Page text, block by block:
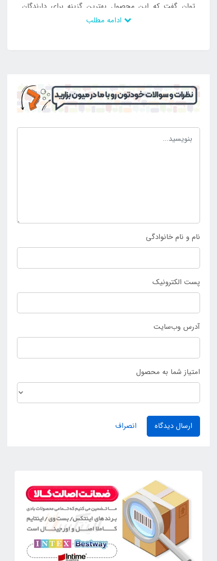
توان گفت که این محصول بهترین گزینه برای دارندگان
کرد. جهت خرید نردبان استخر پیش ساخته آلومینیومی
اینتکس بهفروشگاه بزرگ اینتکسمراجعه کنید و لوازم
نام و نام خانوادگی
پست الکترونیک
آدرس وب‌سایت
امتیاز شما به محصول
ارسال دیدگاه انصراف